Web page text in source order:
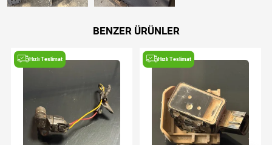
BENZER ÜRÜNLER
Hızlı Teslimat Hızlı Teslimat